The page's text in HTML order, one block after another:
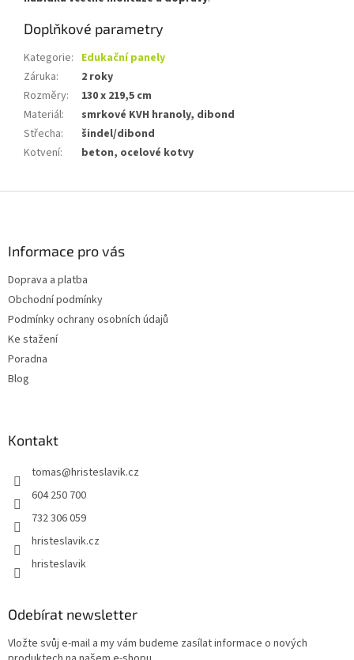
Doplňkové parametry
Kategorie: Edukační panely
Záruka:
2 roky
Rozměry:
130 x 219,5 cm
Materiál:
smrkové KVH hranoly, dibond
Střecha:
šindel/dibond
Kotvení: beton, ocelové kotvy
Informace pro vás
Doprava a platba
Obchodní podmínky
Podmínky ochrany osobních údajů
Ke stažení
Poradna
Blog
Kontakt
tomas@hristeslavik.cz
604 250 700
732 306 059
hristeslavik.cz
hristeslavik
Odebírat newsletter
Vložte svůj e-mail a my vám budeme zasílat informace o nových